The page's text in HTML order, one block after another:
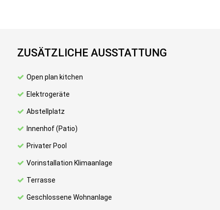
ZUSÄTZLICHE AUSSTATTUNG
Open plan kitchen
Elektrogeräte
Abstellplatz
Innenhof (Patio)
Privater Pool
Vorinstallation Klimaanlage
Terrasse
Geschlossene Wohnanlage